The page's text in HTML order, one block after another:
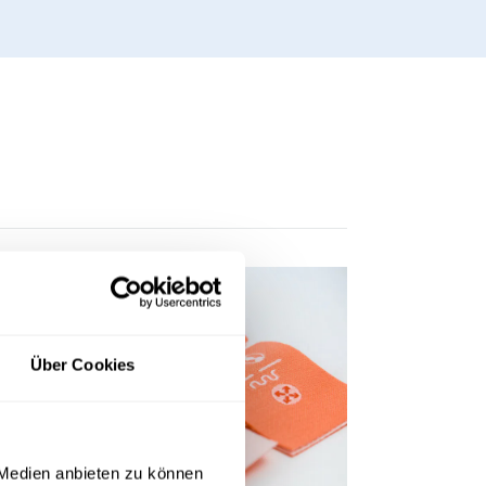
Über Cookies
anbieten zu können